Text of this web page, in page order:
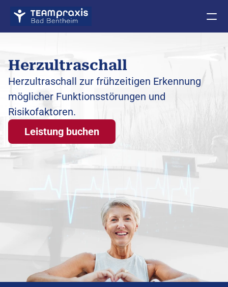
Herzultraschall
Herzultraschall zur frühzeitigen Erkennung
möglicher Funktionsstörungen und
Risikofaktoren.
Leistung buchen